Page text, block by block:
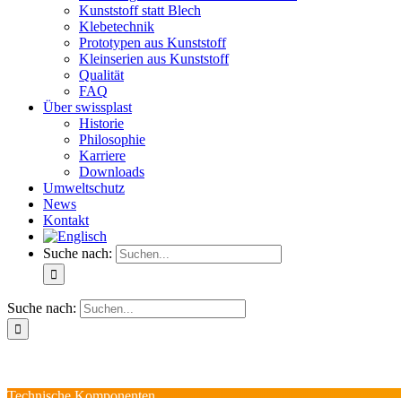
Kunststoff statt Blech
Klebetechnik
Prototypen aus Kunststoff
Kleinserien aus Kunststoff
Qualität
FAQ
Über swissplast
Historie
Philosophie
Karriere
Downloads
Umweltschutz
News
Kontakt
Suche nach:
Suche nach: